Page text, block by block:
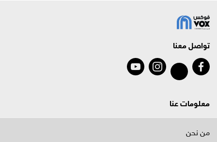
تواصل معنا
معلومات عنا
من نحن